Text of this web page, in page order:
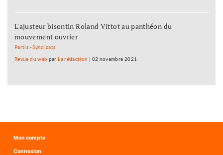
L'ajusteur bisontin Roland Vittot au panthéon du
mouvement ouvrier
Partis -Syndicats
Revue du web parLa rédaction | 02 novembre 2021
Mon compte
Connexion